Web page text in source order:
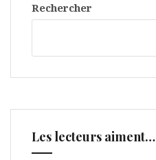
Rechercher
Les lecteurs aiment…